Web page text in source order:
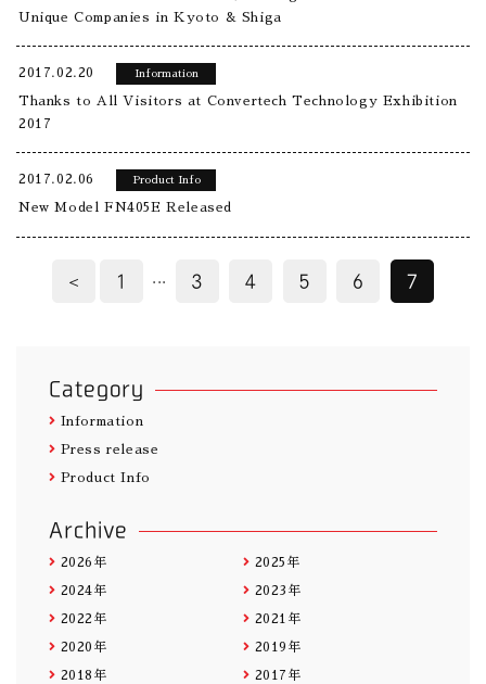
Unique Companies in Kyoto & Shiga
2017.02.20 Information
Thanks to All Visitors at Convertech Technology Exhibition
2017
2017.02.06 Product Info
New Model FN405E Released
＜ 1 3 4 5 6 7
Category
Information
Press release
Product Info
Archive
2026年 2025年
2024年 2023年
2022年 2021年
2020年 2019年
2018年 2017年